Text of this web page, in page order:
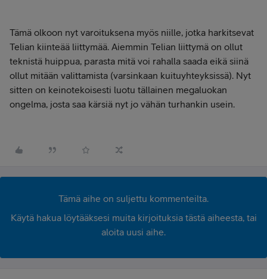
Tämä olkoon nyt varoituksena myös niille, jotka harkitsevat
Telian kiinteää liittymää. Aiemmin Telian liittymä on ollut
teknistä huippua, parasta mitä voi rahalla saada eikä siinä
ollut mitään valittamista (varsinkaan kuituyhteyksissä). Nyt
sitten on keinotekoisesti luotu tällainen megaluokan
ongelma, josta saa kärsiä nyt jo vähän turhankin usein.
Tämä aihe on suljettu kommenteilta.
Käytä hakua löytääksesi muita kirjoituksia tästä aiheesta, tai
aloita uusi aihe.